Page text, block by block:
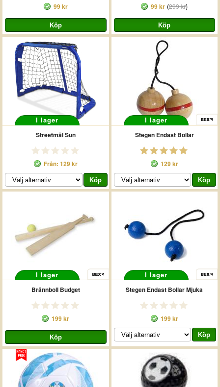
99 kr 99 kr (299 kr)
I lager
Streetmål Sun
Från: 129 kr
I lager
Stegen Endast Bollar
129 kr
I lager
Brännboll Budget
199 kr
I lager
Stegen Endast Bollar Mjuka
199 kr